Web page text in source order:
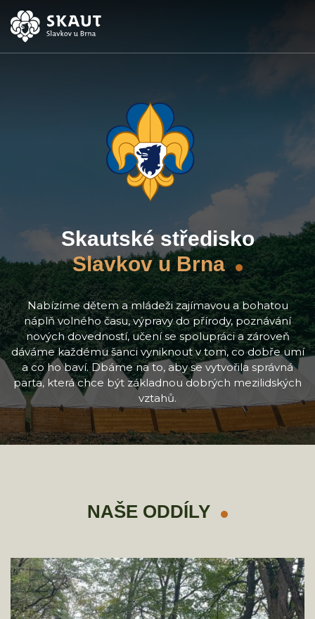
Skautské středisko
Slavkov u Brna
Nabízíme dětem a mládeži zajímavou a bohatou
náplň volného času, výpravy do přírody, poznávání
nových dovedností, učení se spolupráci a zároveň
dáváme každému šanci vyniknout v tom, co dobře umí
a co ho baví. Dbáme na to, aby se vytvořila správná
parta, která chce být základnou dobrých mezilidských
vztahů.
NAŠE ODDÍLY